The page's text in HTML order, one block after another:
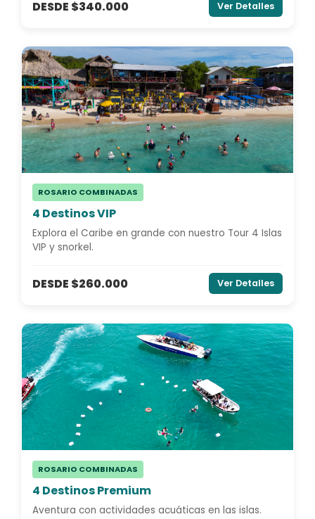
DESDE $340.000 Ver Detalles
ROSARIO COMBINADAS
4 Destinos VIP
Explora el Caribe en grande con nuestro Tour 4 Islas
VIP y snorkel.
DESDE $260.000 Ver Detalles
ROSARIO COMBINADAS
4 Destinos Premium
Aventura con actividades acuáticas en las islas.